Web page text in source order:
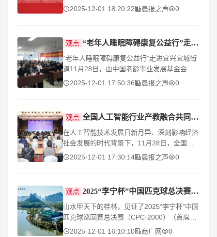
发公司主办的阿特发大健康产业联盟会员活动
2025-12-01 18:20:22 晨报之声 0
观点 “老年人睡眠障碍康复公益行”走进宜兴宜城街道
“老年人睡眠障碍康复公益行”走进宜兴宜城街
道11月28日，由中国老龄事业发展基金会主
办，中国老龄事业发展基金会中医康养工程项
2025-12-01 17:50:36 晨报之声 0
观点 全国人工智能行业产教融合共同体正式成立
在人工智能技术发展日新月异、深刻影响经济
社会发展的时代背景下，11月28日，全国人
工智能行业产教融合共同体成立大会在学校隆
2025-12-01 17:30:14 晨报之声 0
观点 2025“李宁杯”中国匹克球总决赛圆满落幕，桂林文旅深度融合
山水甲天下的桂林，见证了2025“李宁杯”中国
匹克球巡回赛总决赛（CPC-2000）（首席官
方合作伙伴：交通银行广西区分行）的卓越风
2025-12-01 16:10:10 商广网 0